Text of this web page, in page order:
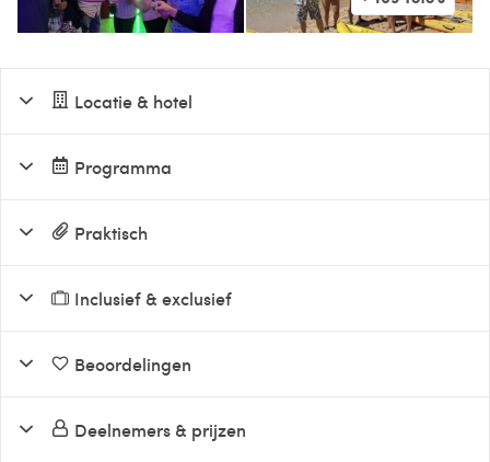
Locatie & hotel
Programma
Praktisch
Inclusief & exclusief
Beoordelingen
Deelnemers & prijzen